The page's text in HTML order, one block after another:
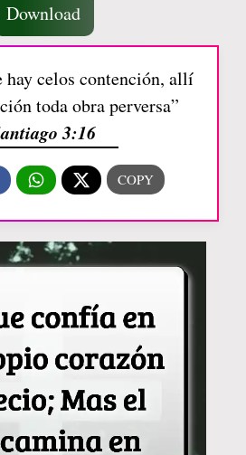
Download
hay celos contención, allí
toda obra perversa”
3:16